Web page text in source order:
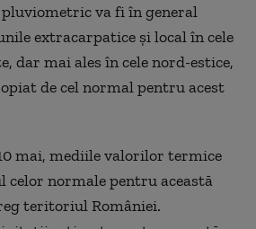
va fi în general
extracarpatice și local în cele
dar mai ales în cele nord-estice,
de cel normal pentru acest
mai, mediile valorilor termice
celor normale pentru această
teritoriul României.